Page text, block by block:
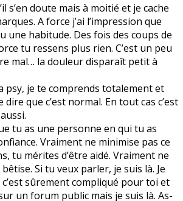
s’en doute mais à moitié et je cache
A force j’ai l’impression que
une habitude. Des fois des coups de
tu ressens plus rien. C’est un peu
mal… la douleur disparaît petit à
psy, je te comprends totalement et
dire que c’est normal. En tout cas c’est
tu as une personne en qui tu as
Vraiment ne minimise pas ce
tu mérites d’être aidé. Vraiment ne
Si tu veux parler, je suis là. Je
sûrement compliqué pour toi et
un forum public mais je suis là. As-